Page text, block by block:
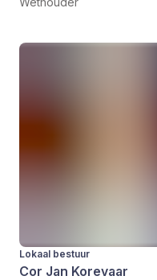
Lokaal bestuur
Cor Jan Korevaar